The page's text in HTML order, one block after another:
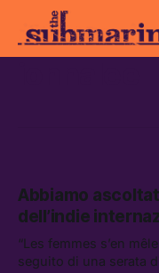
Abbiamo
dell’indie
“Les femmes s’en
seguito di una serata